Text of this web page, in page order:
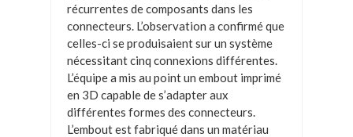
récurrentes de composants dans les
connecteurs. L’observation a confirmé que
celles-ci se produisaient sur un système
nécessitant cinq connexions différentes.
L’équipe a mis au point un embout imprimé
en 3D capable de s’adapter aux
différentes formes des connecteurs.
L’embout est fabriqué dans un matériau